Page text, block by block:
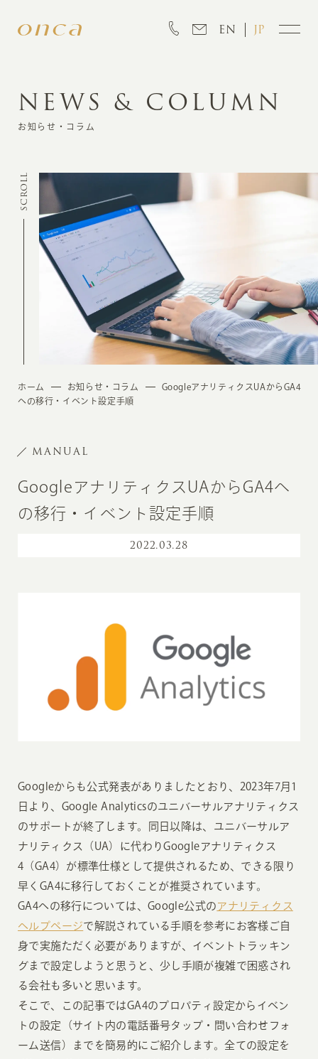
EN JP
INFORMATION
CREATION
MARKETING
NEWS & COLUMN
お知らせ・コラム
SCROLL
ホーム お知らせ・コラム
GoogleアナリティクスUAからGA4
への移行・イベント設定手順
MANUAL
GoogleアナリティクスUAからGA4へ
の移行・イベント設定手順
2022.03.28
Googleからも公式発表がありましたとおり、2023年7月1
日より、Google Analyticsのユニバーサルアナリティクス
のサポートが終了します。同日以降は、ユニバーサルア
ナリティクス（UA）に代わりGoogleアナリティクス
4（GA4）が標準仕様として提供されるため、できる限り
早くGA4に移行しておくことが推奨されています。
GA4への移行については、Google公式の アナリティクス
ヘルプページで解説されている手順を参考にお客様ご自
身で実施ただく必要がありますが、イベントトラッキン
グまで設定しようと思うと、少し手順が複雑で困惑され
る会社も多いと思います。
そこで、この記事ではGA4のプロパティ設定からイベン
トの設定（サイト内の電話番号タップ・問い合わせフォ
ーム送信）までを簡易的にご紹介します。全ての設定を